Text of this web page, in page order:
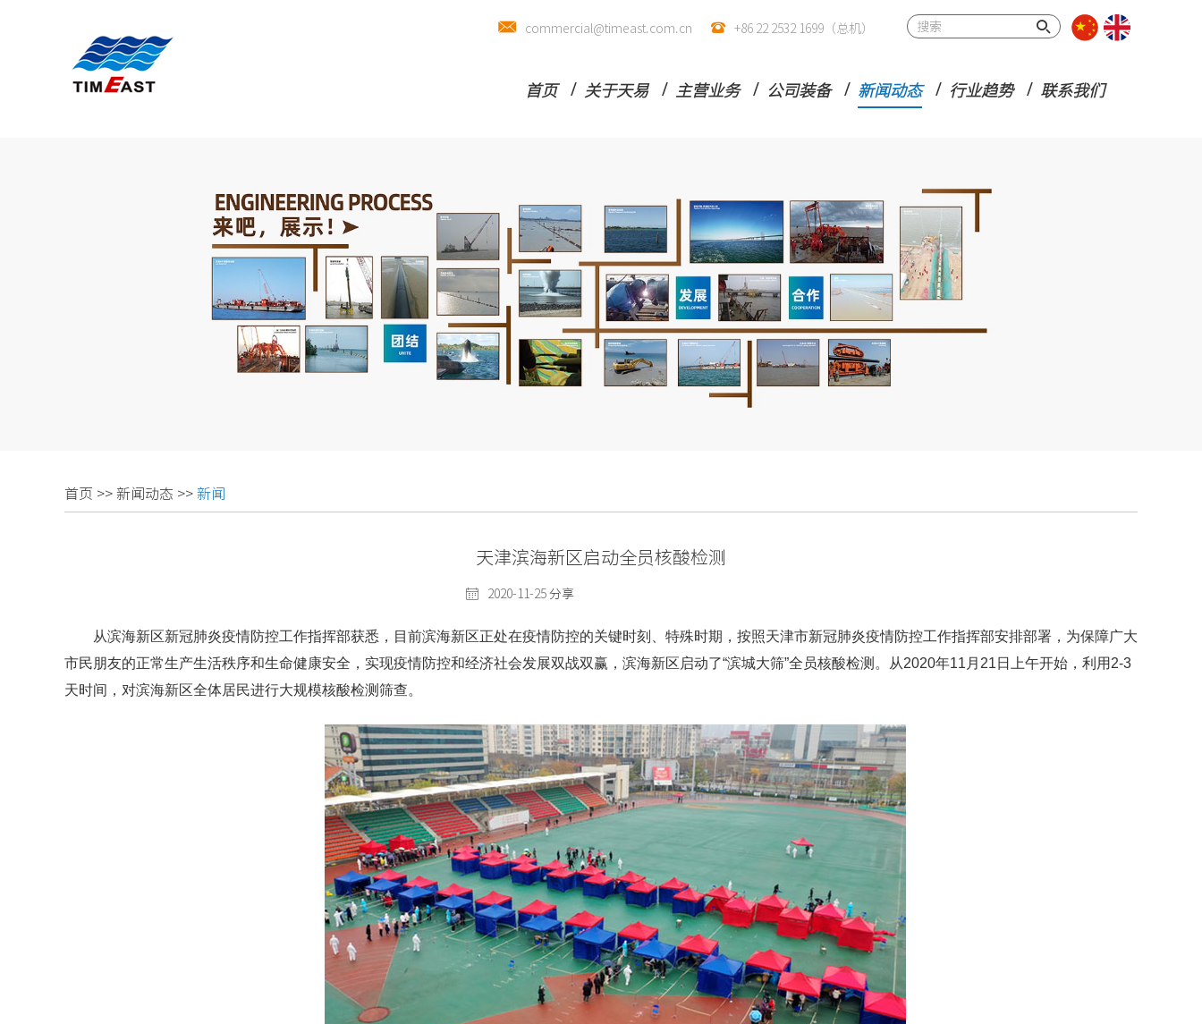
commercial@timeast.com.cn +86 22 2532 1699（总机）
首页 关于天易 主营业务 公司装备 新闻动态 行业趋势 联系我们
首页 >>新闻动态 >>新闻
天津滨海新区启动全员核酸检测
2020-11-25分享
从滨海新区新冠肺炎疫情防控工作指挥部获悉，目前滨海新区正处在疫情防控的关键时刻、特殊时期，按照天津市新冠肺炎疫情防控工作指挥部安排部署，为保障广大
市民朋友的正常生产生活秩序和生命健康安全，实现疫情防控和经济社会发展双战双赢，滨海新区启动了“滨城大筛”全员核酸检测。从2020年11月21日上午开始，利用2-3
天时间，对滨海新区全体居民进行大规模核酸检测筛查。